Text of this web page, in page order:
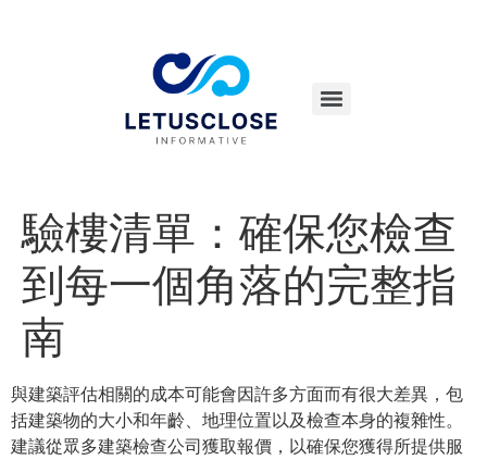
驗樓清單：確保您檢查
到每一個角落的完整指
南
與建築評估相關的成本可能會因許多方面而有很大差異，包
括建築物的大小和年齡、地理位置以及檢查本身的複雜性。
建議從眾多建築檢查公司獲取報價，以確保您獲得所提供服